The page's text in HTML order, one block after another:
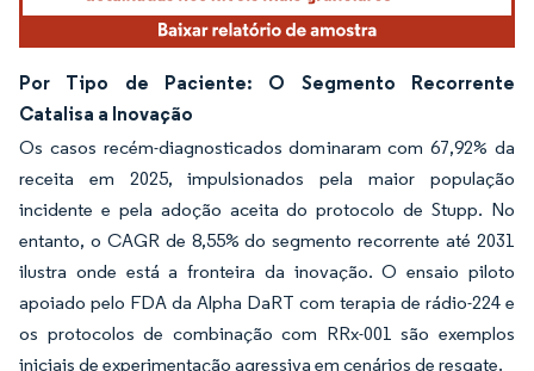
Por Tipo de Paciente: O Segmento Recorrente
Catalisa a Inovação
Os casos recém-diagnosticados dominaram com 67,92% da
receita em 2025, impulsionados pela maior população
incidente e pela adoção aceita do protocolo de Stupp. No
entanto, o CAGR de 8,55% do segmento recorrente até 2031
ilustra onde está a fronteira da inovação. O ensaio piloto
apoiado pelo FDA da Alpha DaRT com terapia de rádio-224 e
os protocolos de combinação com RRx-001 são exemplos
iniciais de experimentação agressiva em cenários de resgate.